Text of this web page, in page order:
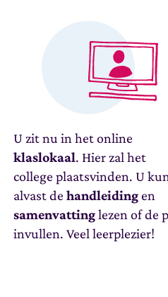
U zit nu in het online
klaslokaal. Hier zal het
college plaatsvinden. U
alvast dehandleidingen
samenvattinglezen of de
invullen. Veel leerplezier!